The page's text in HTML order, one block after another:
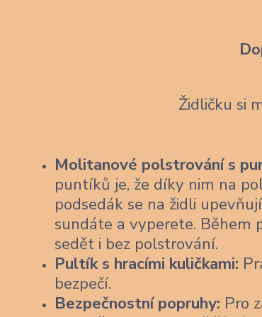
Židličku si
Molitanové polstrování s
puntíků je, že díky nim na
podsedák se na židli
sundáte a vyperete. Během
sedět i bez polstrování.
Pultík s hracími kuličkami:
bezpečí.
Bezpečnostní popruhy: Pro